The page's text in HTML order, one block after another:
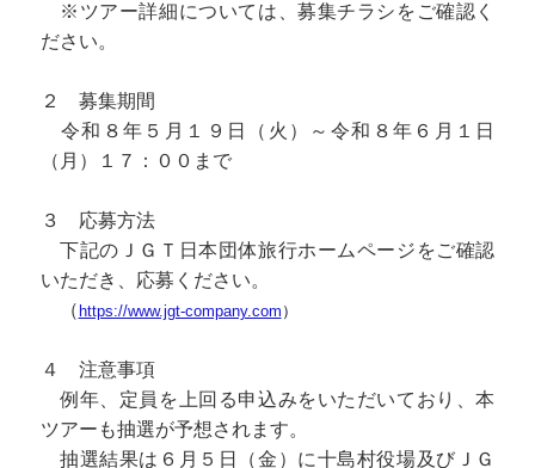
※ツアー詳細については、募集チラシをご確認く
ださい。
２ 募集期間
令和８年５月１９日（火）～令和８年６月１日
（月）１７：００まで
３ 応募方法
下記のＪＧＴ日本団体旅行ホームページをご確認
いただき、応募ください。
（ https://www.jgt-company.com ）
４ 注意事項
例年、定員を上回る申込みをいただいており、本
ツアーも抽選が予想されます。
抽選結果は６月５日（金）に十島村役場及びＪＧ